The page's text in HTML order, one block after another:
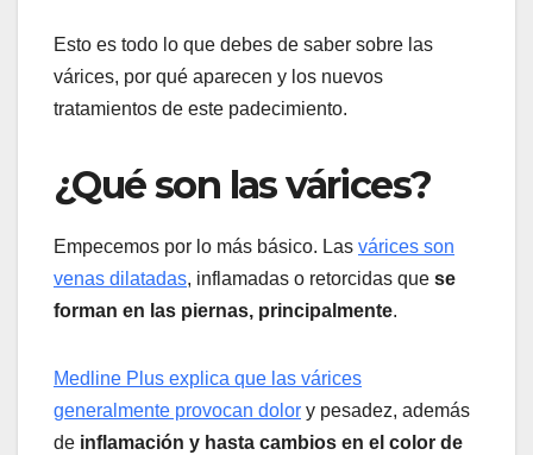
Esto es todo lo que debes de saber sobre las
várices, por qué aparecen y los nuevos
tratamientos de este padecimiento.
¿Qué son las várices?
Empecemos por lo más básico. Las várices son
venas dilatadas, inflamadas o retorcidas que se
forman en las piernas, principalmente.
Medline Plus explica que las várices
generalmente provocan dolor y pesadez, además
de inflamación y hasta cambios en el color de